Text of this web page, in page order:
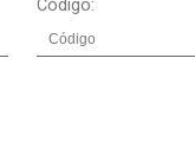
Código: